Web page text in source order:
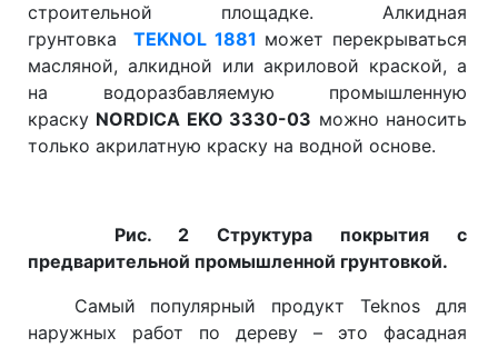
строительной площадке. Алкидная
грунтовкаTEKNOL 1881 может перекрываться
масляной, алкидной или акриловой краской, а
на водоразбавляемую промышленную
краску NORDICA EKO 3330-03 можно наносить
только акрилатную краску на водной основе.
Рис. 2 Структура покрытия с
предварительной промышленной грунтовкой.
Самый популярный продукт Teknos для
наружных работ по дереву – это фасадная